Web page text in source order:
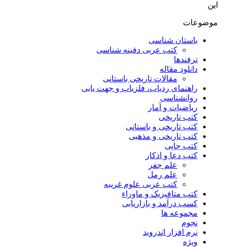
این
موضوعات
باستان شناسی
کتب عربی دفینه شناسی
ترفندها
دانلود مقاله
مقالات تاریخی باستانی
راهنمای ردیاب، فلزیاب و جهت یابی
روانشناسی
ریاضیات و آمار
کتب تاریخی
کتب تاریخی و باستانی
کتب تاریخی و مذهبی
کتب چاپی
کتب دعا و اذکار
علم جفر
علم رمل
کتب عربی علوم غریبه
کتب متافیزیک و ماوراء
کسب درآمد و بازاریابی
مجموعه ها
نجوم
نرم افزار اندروید
ویژه